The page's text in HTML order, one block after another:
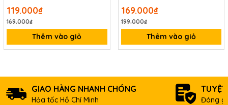
119.000₫
169.000₫
Thêm vào giỏ
169.000₫
199.000₫
Thêm vào giỏ
GIAO HÀNG NHANH CHÓNG
Hỏa tốc Hồ Chí Minh Đóng